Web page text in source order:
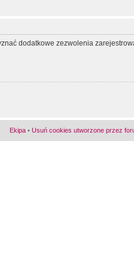
dodatkowe zezwolenia
Ekipa • Usuń cookies utworzone przez